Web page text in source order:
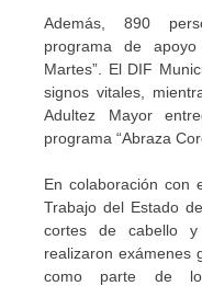
Además, 890
programa de
Martes”. El DIF
signos vitales,
Adultez Mayor
programa “Abraza
En colaboración con
Trabajo del Estado
cortes de cabello
realizaron exámenes
como parte de